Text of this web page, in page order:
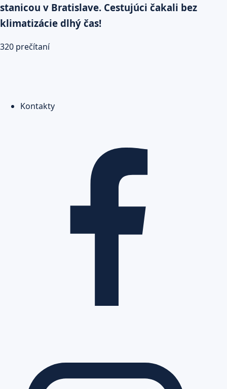
stanicou v Bratislave. Cestujúci čakali bez
klimatizácie dlhý čas!
320 prečítaní
Kontakty